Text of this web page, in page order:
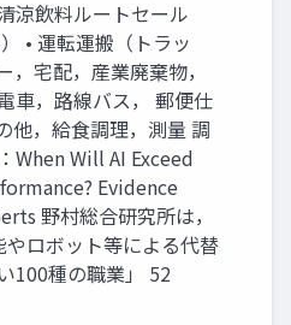
涼飲料ルートセール
• 運転運搬（トラッ
，宅配，産業廃棄物，
車，路線バス， 郵便仕
他，給食調理，測量 調
When Will AI Exceed
Evidence
野村総合研究所は，
ロボット等による代替
100種の職業」 52